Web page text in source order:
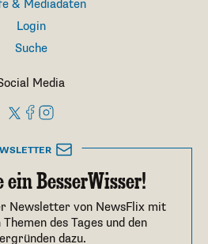
& Mediadaten
Login
Suche
Media
ein BesserWisser!
Newsletter von NewsFlix mit
des Tages und den
dazu.